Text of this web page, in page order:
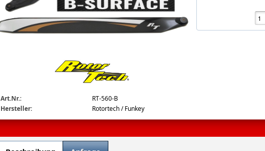
rotortech-560-bsurface.png
Art.Nr.:
RT-560-B
Hersteller:
Rotortech / Funkey